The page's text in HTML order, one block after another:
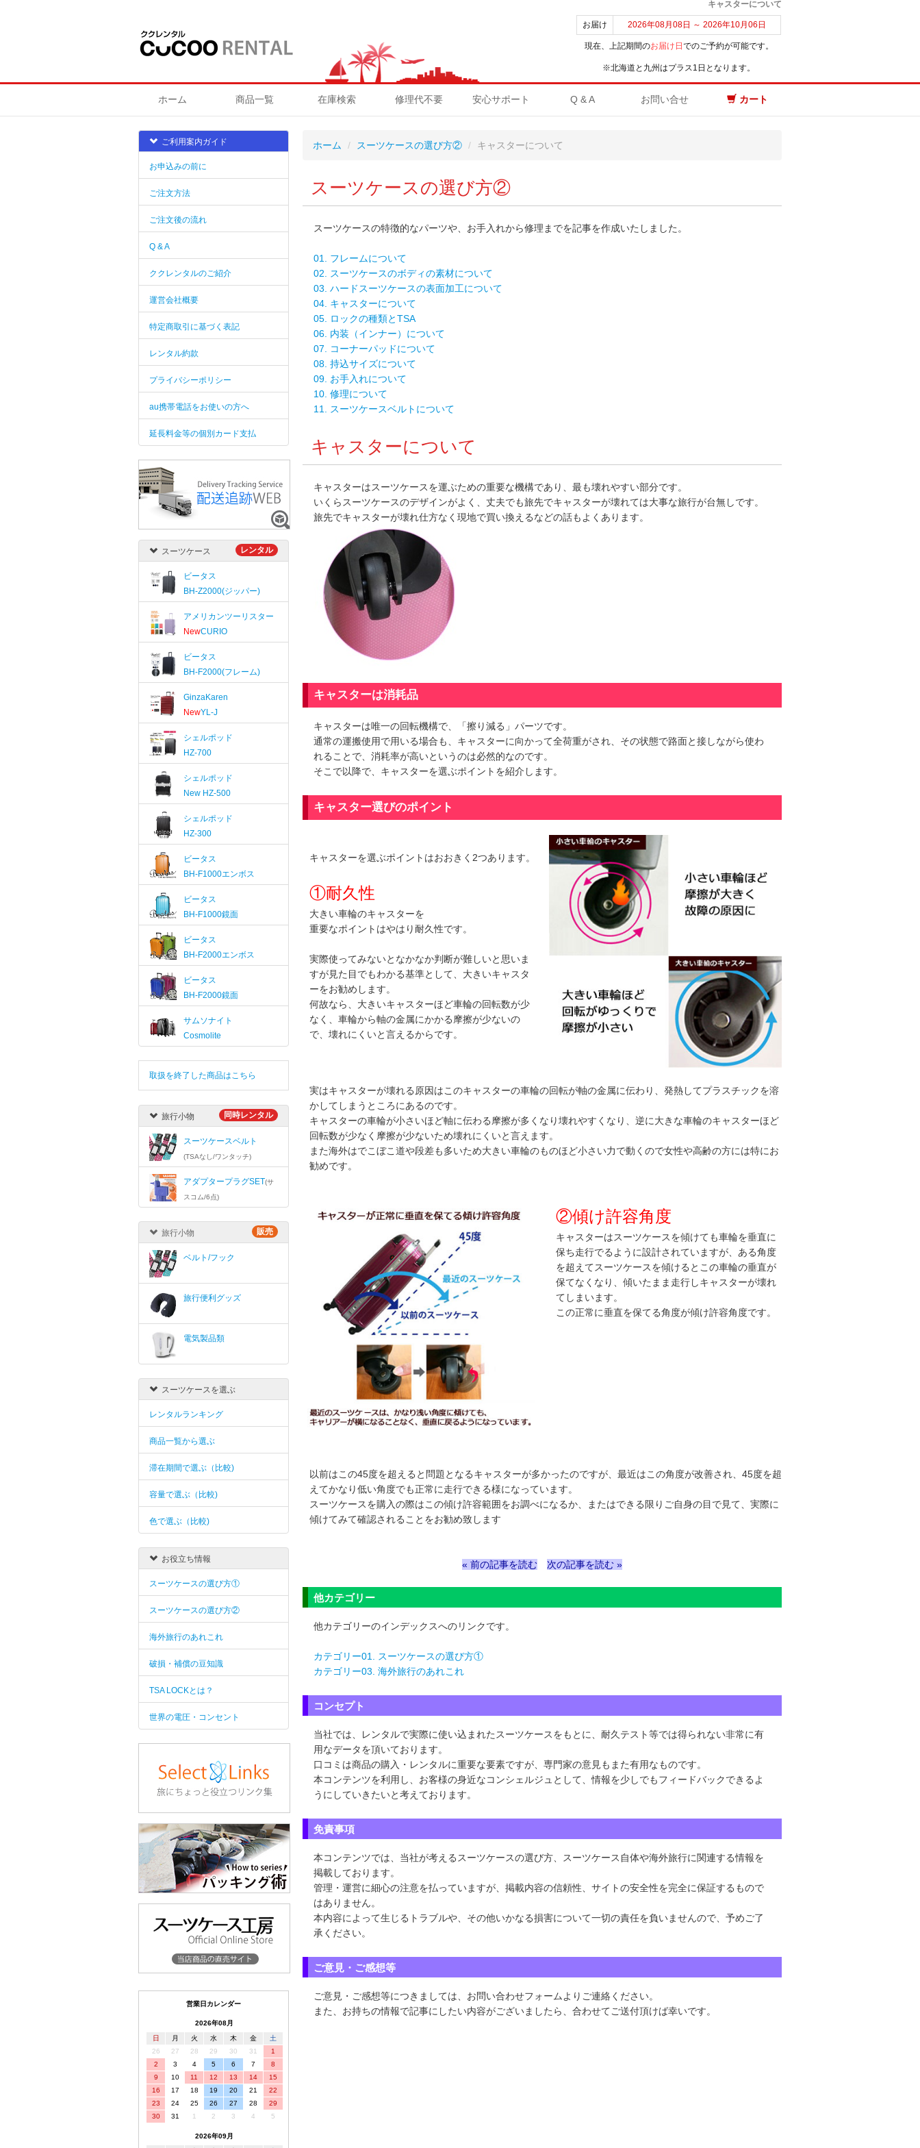
キャスターについて
お届け 2026年08月08日 ～ 2026年10月06日
現在、上記期間のお届け日 でのご予約が可能です。
※北海道と九州はプラス1日となります。
ホーム 商品一覧 在庫検索 修理代不要 安心サポート Q & A お問い合せ カート
ホーム スーツケースの選び方② キャスターについて
スーツケースの選び方②
スーツケースの特徴的なパーツや、お手入れから修理までを記事を作成いたしました。
01. フレームについて
02. スーツケースのボディの素材について
03. ハードスーツケースの表面加工について
04. キャスターについて
05. ロックの種類とTSA
06. 内装（インナー）について
07. コーナーパッドについて
08. 持込サイズについて
09. お手入れについて
10. 修理について
11. スーツケースベルトについて
キャスターについて
キャスターはスーツケースを運ぶための重要な機構であり、最も壊れやすい部分です。
いくらスーツケースのデザインがよく、丈夫でも旅先でキャスターが壊れては大事な旅行が台無しです。
旅先でキャスターが壊れ仕方なく現地で買い換えるなどの話もよくあります。
キャスターは消耗品
キャスターは唯一の回転機構で、「擦り減る」パーツです。
通常の運搬使用で用いる場合も、キャスターに向かって全荷重がされ、その状態で路面と接しながら使わ
れることで、消耗率が高いというのは必然的なのです。
そこで以降で、キャスターを選ぶポイントを紹介します。
キャスター選びのポイント
キャスターを選ぶポイントはおおきく2つあります。
①耐久性
大きい車輪のキャスターを
重要なポイントはやはり耐久性です。
実際使ってみないとなかなか判断が難しいと思いま
すが見た目でもわかる基準として、大きいキャスタ
ーをお勧めします。
何故なら、大きいキャスターほど車輪の回転数が少
なく、車輪から軸の金属にかかる摩擦が少ないの
で、壊れにくいと言えるからです。
実はキャスターが壊れる原因はこのキャスターの車輪の回転が軸の金属に伝わり、発熱してプラスチックを溶
かしてしまうところにあるのです。
キャスターの車輪が小さいほど軸に伝わる摩擦が多くなり壊れやすくなり、逆に大きな車輪のキャスターほど
回転数が少なく摩擦が少ないため壊れにくいと言えます。
また海外はでこぼこ道や段差も多いため大きい車輪のものほど小さい力で動くので女性や高齢の方には特にお
勧めです。
②傾け許容角度
キャスターはスーツケースを傾けても車輪を垂直に
保ち走行でるように設計されていますが、ある角度
を超えてスーツケースを傾けるとこの車輪の垂直が
保てなくなり、傾いたまま走行しキャスターが壊れ
てしまいます。
この正常に垂直を保てる角度が傾け許容角度です。
以前はこの45度を超えると問題となるキャスターが多かったのですが、最近はこの角度が改善され、45度を超
えてかなり低い角度でも正常に走行できる様になっています。
スーツケースを購入の際はこの傾け許容範囲をお調べになるか、またはできる限りご自身の目で見て、実際に
傾けてみて確認されることをお勧め致します
« 前の記事を読む 次の記事を読む »
他カテゴリー
他カテゴリーのインデックスへのリンクです。
カテゴリー01. スーツケースの選び方①
カテゴリー03. 海外旅行のあれこれ
コンセプト
当社では、レンタルで実際に使い込まれたスーツケースをもとに、耐久テスト等では得られない非常に有
用なデータを頂いております。
口コミは商品の購入・レンタルに重要な要素ですが、専門家の意見もまた有用なものです。
本コンテンツを利用し、お客様の身近なコンシェルジュとして、情報を少しでもフィードバックできるよ
うにしていきたいと考えております。
免責事項
本コンテンツでは、当社が考えるスーツケースの選び方、スーツケース自体や海外旅行に関連する情報を
掲載しております。
管理・運営に細心の注意を払っていますが、掲載内容の信頼性、サイトの安全性を完全に保証するもので
はありません。
本内容によって生じるトラブルや、その他いかなる損害について一切の責任を負いませんので、予めご了
承ください。
ご意見・ご感想等
ご意見・ご感想等につきましては、お問い合わせフォームよりご連絡ください。
また、お持ちの情報で記事にしたい内容がございましたら、合わせてご送付頂けば幸いです。
ご利用案内ガイド
お申込みの前に
ご注文方法
ご注文後の流れ
Q & A
ククレンタルのご紹介
運営会社概要
特定商取引に基づく表記
レンタル約款
プライバシーポリシー
au携帯電話をお使いの方へ
延長料金等の個別カード支払
スーツケース レンタル
ビータス
BH-Z2000(ジッパー)
アメリカンツーリスター
NewCURIO
ビータス
BH-F2000(フレーム)
GinzaKaren
NewYL-J
シェルポッド
HZ-700
シェルポッド
New HZ-500
シェルポッド
HZ-300
ビータス
BH-F1000エンボス
ビータス
BH-F1000鏡面
ビータス
BH-F2000エンボス
ビータス
BH-F2000鏡面
サムソナイト
Cosmolite
取扱を終了した商品はこちら
旅行小物 同時レンタル
スーツケースベルト
(TSAなし/ワンタッチ)
アダプタープラグSET(サ
スコム/6点)
旅行小物 販売
ベルト/フック
旅行便利グッズ
電気製品類
スーツケースを選ぶ
レンタルランキング
商品一覧から選ぶ
滞在期間で選ぶ（比較)
容量で選ぶ（比較)
色で選ぶ（比較)
お役立ち情報
スーツケースの選び方①
スーツケースの選び方②
海外旅行のあれこれ
破損・補償の豆知識
TSA LOCKとは？
世界の電圧・コンセント
営業日カレンダー
2026年08月
日
月 火 水 木 金
土
26
27 28 29 30 31
1
2
3 4 5 6 7
8
9
10 11 12 13 14
15
16
17 18 19 20 21
22
23
24 25 26 27 28
29
30
31 1 2 3 4 5
2026年09月